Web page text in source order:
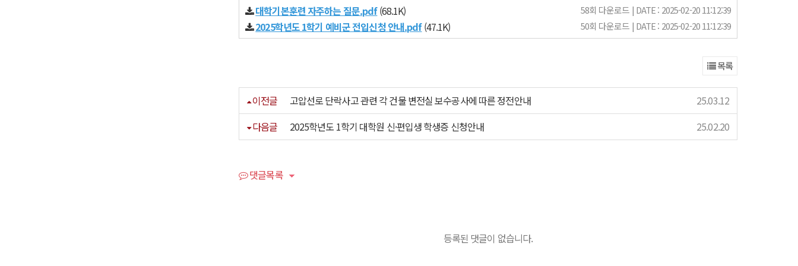
대학기본훈련 자주하는 질문.pdf(68.1K) 58회 다운로드 | DATE : 2025-02-20 11:12:39
2025학년도 1학기 예비군 전입신청 안내.pdf(47.1K) 50회 다운로드 | DATE : 2025-02-20 11:12:39
목록
이전글 고압선로 단락사고 관련 각 건물 변전실 보수공사에 따른 정전안내
25.03.12
다음글
2025학년도 1학기 대학원 신·편입생 학생증 신청안내 25.02.20
댓글목록
등록된 댓글이 없습니다.